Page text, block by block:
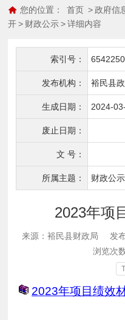
您的位置： 首页 > 政府信
开 > 财政公示 > 详细内容
索引号：
发布机构： 裕民县
生成日期： 2024-
废止日期：
文 号：
所属主题： 财政公示
2023年项
来源：裕民县财政局
发
浏览次
T
2023年项目绩效